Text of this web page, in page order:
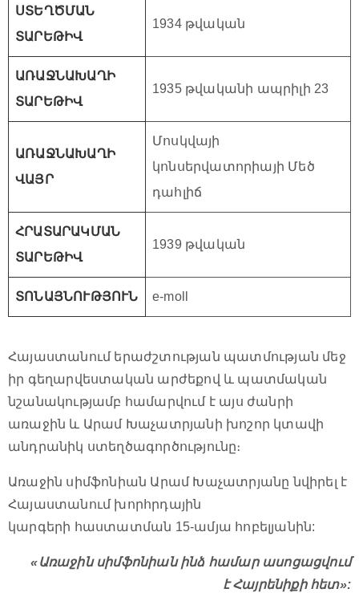
ՍՏԵՂԾՄԱՆ
ՏԱՐԵԹԻՎ
1934 թվական
ԱՌԱՋՆԱԽԱՂԻ
ՏԱՐԵԹԻՎ
1935 թվականի ապրիլի 23
ԱՌԱՋՆԱԽԱՂԻ
ՎԱՅՐ
Մոսկվայի
կոնսերվատորիայի Մեծ
դահլիճ
ՀՐԱՏԱՐԱԿՄԱՆ
ՏԱՐԵԹԻՎ
1939 թվական
ՏՈՆԱՅՆՈՒԹՅՈՒՆ e-moll
Հայաստանում երաժշտության պատմության մեջ
իր գեղարվեստական արժեքով և պատմական
նշանակությամբ համարվում է այս ժանրի
առաջին և Արամ Խաչատրյանի խոշոր կտավի
անդրանիկ ստեղծագործությունը։
Առաջին սիմֆոնիան Արամ Խաչատրյանը նվիրել է
Հայաստանում խորհրդային
կարգերի հաստատման 15-ամյա հոբելյանին:
«Առաջին սիմֆոնիան ինձ համար ասոցացվում
է Հայրենիքի հետ»: